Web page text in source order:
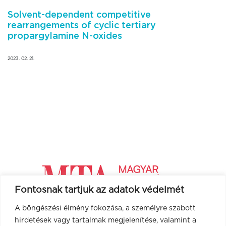
Fontosnak tartjuk az adatok védelmét
A böngészési élmény fokozása, a személyre szabott
hirdetések vagy tartalmak megjelenítése, valamint a
Solvent-dependent competitive
rearrangements of cyclic tertiary
propargylamine N-oxides
2023. 02. 21.